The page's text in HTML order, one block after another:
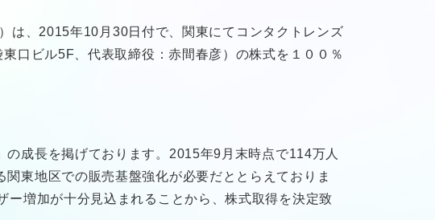
、2015年10月30日付で、関東にてコンタクトレンズ
口ビル5F、代表取締役：赤間春彦）の株式を１００％
成長を掲げております。2015年9月末時点で114万人
東地区での販売基盤強化が必要だととらえておりま
増加が十分見込まれることから、株式取得を決定致